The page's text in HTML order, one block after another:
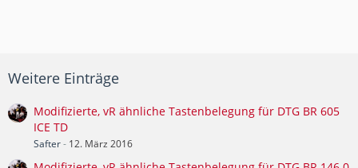
Weitere Einträge
Modifizierte, vR ähnliche Tastenbelegung für DTG BR 605
ICE TD
Safter- 12. März 2016